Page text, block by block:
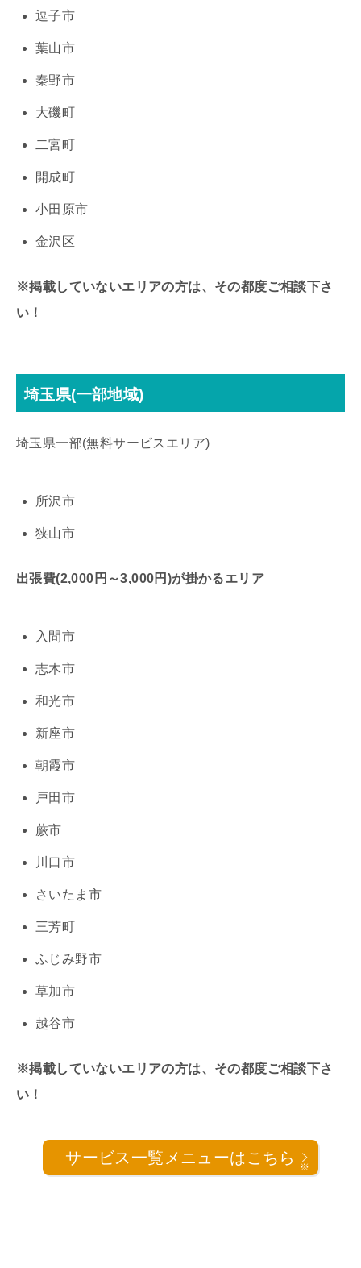
逗子市
葉山市
秦野市
大磯町
二宮町
開成町
小田原市
金沢区
※掲載していないエリアの方は、その都度ご相談下さ
い！
埼玉県(一部地域)
埼玉県一部(無料サービスエリア)
所沢市
狭山市
出張費(2,000円～3,000円)が掛かるエリア
入間市
志木市
和光市
新座市
朝霞市
戸田市
蕨市
川口市
さいたま市
三芳町
ふじみ野市
草加市
越谷市
※掲載していないエリアの方は、その都度ご相談下さ
い！
※
サービス一覧メニューはこちら